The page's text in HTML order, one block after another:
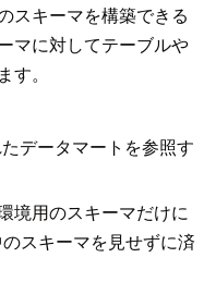
スキーマを構築できる
マに対してテーブルや
。
データマートを参照す
境用のスキーマだけに
スキーマを見せずに済